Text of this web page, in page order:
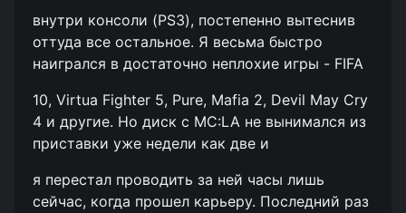
внутри консоли (PS3), постепенно вытеснив
оттуда все остальное. Я весьма быстро
наигрался в достаточно неплохие игры - FIFA
10, Virtua Fighter 5, Pure, Mafia 2, Devil May Cry
4 и другие. Но диск с MC:LA не вынимался из
приставки уже недели как две и
я перестал проводить за ней часы лишь
сейчас, когда прошел карьеру. Последний раз